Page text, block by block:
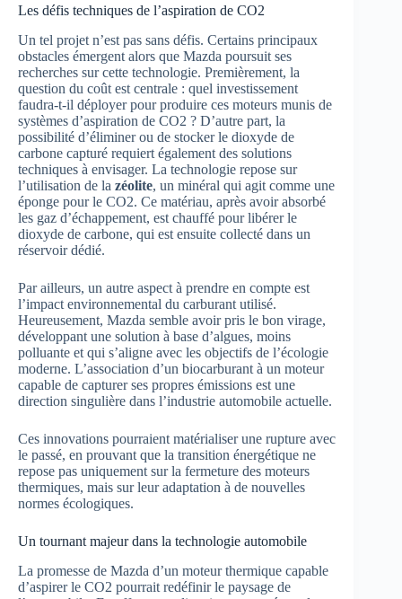
Les défis techniques de l’aspiration de CO2
Un tel projet n’est pas sans défis. Certains principaux
obstacles émergent alors que Mazda poursuit ses
recherches sur cette technologie. Premièrement, la
question du coût est centrale : quel investissement
faudra-t-il déployer pour produire ces moteurs munis de
systèmes d’aspiration de CO2 ? D’autre part, la
possibilité d’éliminer ou de stocker le dioxyde de
carbone capturé requiert également des solutions
techniques à envisager. La technologie repose sur
l’utilisation de la zéolite, un minéral qui agit comme une
éponge pour le CO2. Ce matériau, après avoir absorbé
les gaz d’échappement, est chauffé pour libérer le
dioxyde de carbone, qui est ensuite collecté dans un
réservoir dédié.
Par ailleurs, un autre aspect à prendre en compte est
l’impact environnemental du carburant utilisé.
Heureusement, Mazda semble avoir pris le bon virage,
développant une solution à base d’algues, moins
polluante et qui s’aligne avec les objectifs de l’écologie
moderne. L’association d’un biocarburant à un moteur
capable de capturer ses propres émissions est une
direction singulière dans l’industrie automobile actuelle.
Ces innovations pourraient matérialiser une rupture avec
le passé, en prouvant que la transition énergétique ne
repose pas uniquement sur la fermeture des moteurs
thermiques, mais sur leur adaptation à de nouvelles
normes écologiques.
Un tournant majeur dans la technologie automobile
La promesse de Mazda d’un moteur thermique capable
d’aspirer le CO2 pourrait redéfinir le paysage de